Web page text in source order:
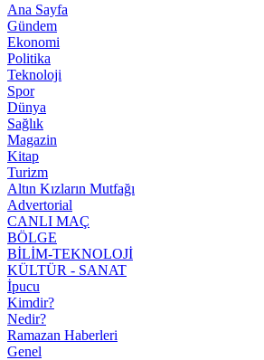
Ana Sayfa
Gündem
Ekonomi
Politika
Teknoloji
Spor
Dünya
Sağlık
Magazin
Kitap
Turizm
Altın Kızların Mutfağı
Advertorial
CANLI MAÇ
BÖLGE
BİLİM-TEKNOLOJİ
KÜLTÜR - SANAT
İpucu
Kimdir?
Nedir?
Ramazan Haberleri
Genel